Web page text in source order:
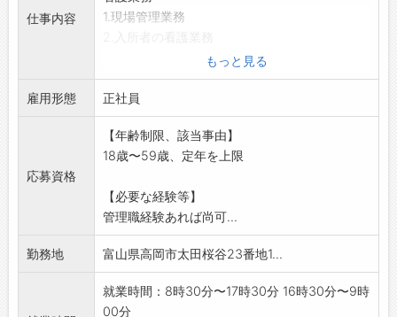
仕事内容
1.現場管理業務
・入所者の健康管理
・服薬管理
・診察の補助、医師の指示に基づく医療行為
(経管栄養、喀痰吸引、点滴、インシュリン注射
等)
変更範囲:変更なし
もっと見る
雇用形態 正社員
応募資格
【年齢制限、該当事由】
18歳〜59歳、定年を上限
【必要な経験等】
管理職経験あれば尚可...
勤務地 富山県高岡市太田桜谷23番地1...
就業時間：8時30分〜17時30分 16時30分〜9時
00分